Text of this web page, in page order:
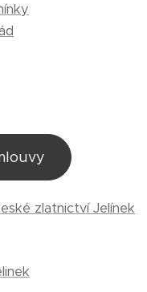
zlatnictví Jelínek